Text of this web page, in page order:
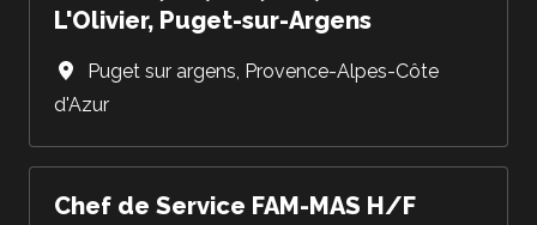
L'Olivier, Puget-sur-Argens
Puget sur argens, Provence-Alpes-Côte
d'Azur
Chef de Service FAM-MAS H/F